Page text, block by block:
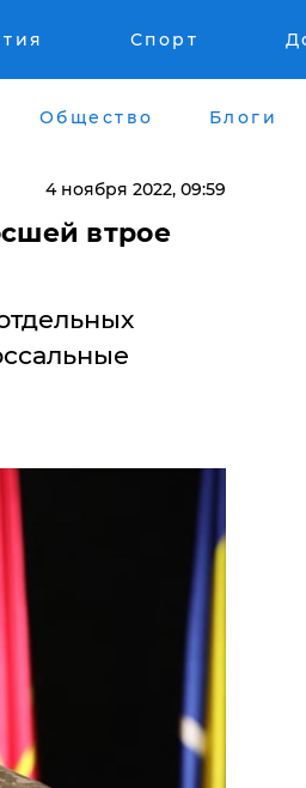
Спорт
Общество Блоги
4 ноября 2022, 09:59
втрое